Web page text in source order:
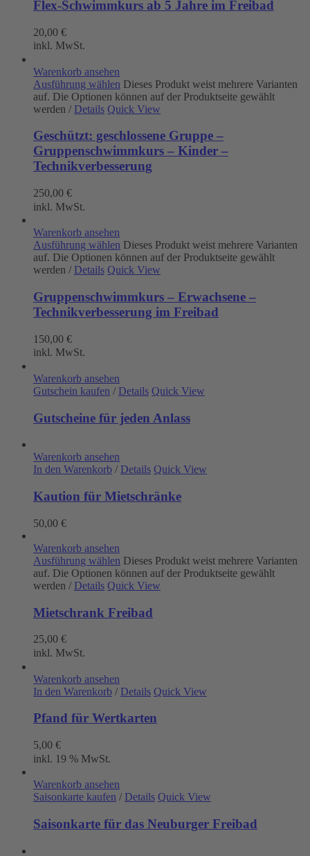
Flex-Schwimmkurs ab 5 Jahre im Freibad
20,00 €
inkl. MwSt.
Warenkorb ansehen
Ausführung wählen Dieses Produkt weist mehrere Varianten
auf. Die Optionen können auf der Produktseite gewählt
werden / Details Quick View
Geschützt: geschlossene Gruppe –
Gruppenschwimmkurs – Kinder –
Technikverbesserung
250,00 €
inkl. MwSt.
Warenkorb ansehen
Ausführung wählen Dieses Produkt weist mehrere Varianten
auf. Die Optionen können auf der Produktseite gewählt
werden / Details Quick View
Gruppenschwimmkurs – Erwachsene –
Technikverbesserung im Freibad
150,00 €
inkl. MwSt.
Warenkorb ansehen
Gutschein kaufen / Details Quick View
Gutscheine für jeden Anlass
Warenkorb ansehen
In den Warenkorb / Details Quick View
Kaution für Mietschränke
50,00 €
Warenkorb ansehen
Ausführung wählen Dieses Produkt weist mehrere Varianten
auf. Die Optionen können auf der Produktseite gewählt
werden / Details Quick View
Mietschrank Freibad
25,00 €
inkl. MwSt.
Warenkorb ansehen
In den Warenkorb / Details Quick View
Pfand für Wertkarten
5,00 €
inkl. 19 % MwSt.
Warenkorb ansehen
Saisonkarte kaufen / Details Quick View
Saisonkarte für das Neuburger Freibad